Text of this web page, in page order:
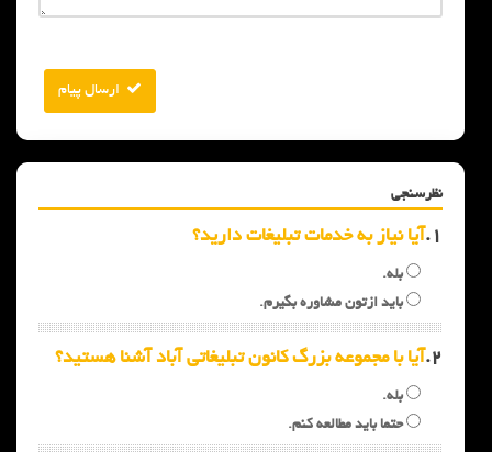
ارسال پیام
نظرسنجی
1. آیا نیاز به خدمات تبلیغات دارید؟
بله.
باید ازتون مشاوره بگیرم.
2. آیا با مجموعه بزرگ کانون تبلیغاتی آباد آشنا هستید؟
بله.
حتما باید مطالعه کنم.